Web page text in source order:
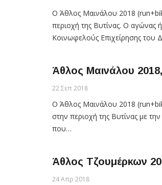
Ο Άθλος Μαινάλου 2018
περιοχή της Βυτίνας. Ο
Κοινωφελούς Επιχείρησης του
Άθλος Μαινάλου
22 Σεπ 2018
Ο Άθλος Μαινάλου 2018
στην περιοχή της Βυτίνας με
που…
Άθλος Τζουμέρκων
24 Απρ 2018